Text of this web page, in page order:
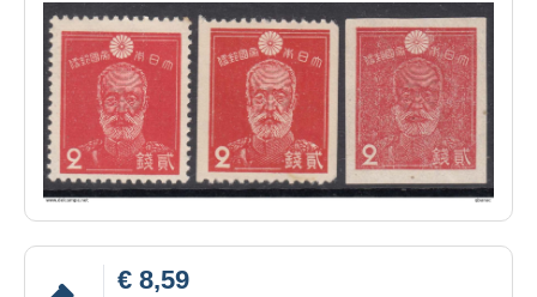
€ 8,59